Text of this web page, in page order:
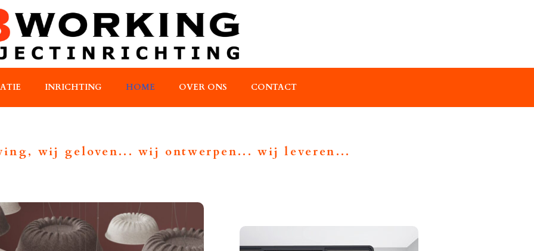
INRICHTING HOME OVER ONS CONTACT
wij geloven... wij ontwerpen... wij leveren...